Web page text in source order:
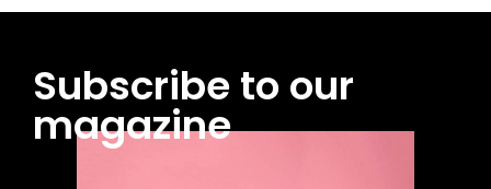
Subscribe to our
magazine